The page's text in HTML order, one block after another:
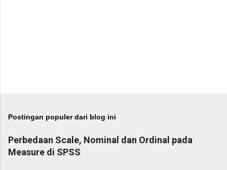
Postingan populer dari blog ini
Perbedaan Scale, Nominal dan Ordinal pada
Measure di SPSS